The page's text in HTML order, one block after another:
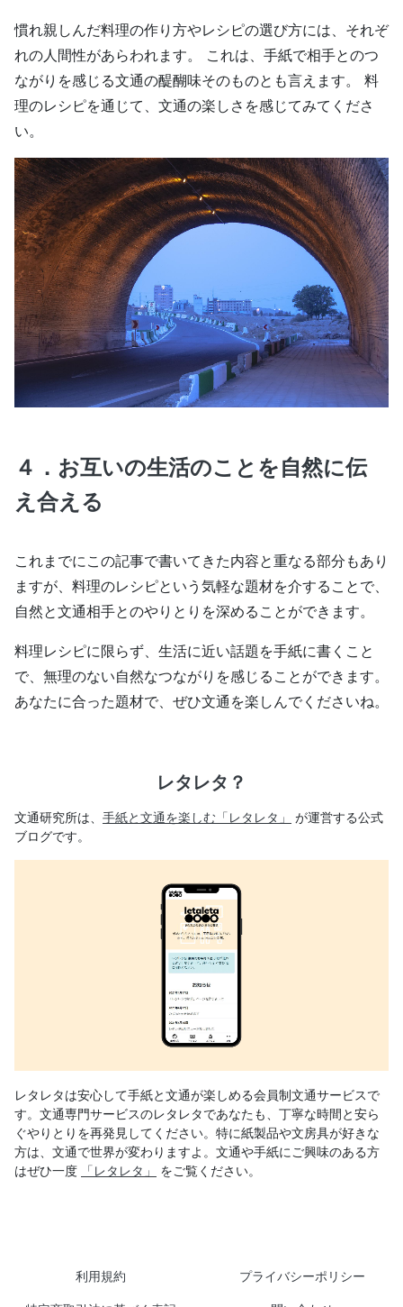
慣れ親しんだ料理の作り方やレシピの選び方には、それぞ
れの人間性があらわれます。 これは、手紙で相手とのつ
ながりを感じる文通の醍醐味そのものとも言えます。 料
理のレシピを通じて、文通の楽しさを感じてみてくださ
い。
４．お互いの生活のことを自然に伝
え合える
これまでにこの記事で書いてきた内容と重なる部分もあり
ますが、料理のレシピという気軽な題材を介することで、
自然と文通相手とのやりとりを深めることができます。
料理レシピに限らず、生活に近い話題を手紙に書くこと
で、無理のない自然なつながりを感じることができます。
あなたに合った題材で、ぜひ文通を楽しんでくださいね。
レタレタ？
文通研究所は、 手紙と文通を楽しむ「レタレタ」
が運営する公式
ブログです。
レタレタは安心して手紙と文通が楽しめる会員制文通サービスで
す。文通専門サービスのレタレタであなたも、丁寧な時間と安ら
ぐやりとりを再発見してください。特に紙製品や文房具が好きな
方は、文通で世界が変わりますよ。文通や手紙にご興味のある方
はぜひ一度
「レタレタ」 をご覧ください。
利用規約 プライバシーポリシー